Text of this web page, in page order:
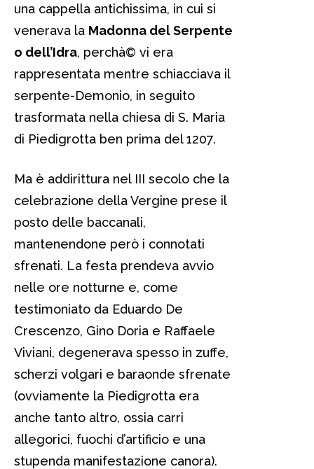
una cappella antichissima, in cui si
venerava la Madonna del Serpente
o dell’Idra, perchà© vi era
rappresentata mentre schiacciava il
serpente-Demonio, in seguito
trasformata nella chiesa di S. Maria
di Piedigrotta ben prima del 1207.
Ma è addirittura nel III secolo che la
celebrazione della Vergine prese il
posto delle baccanali,
mantenendone però i connotati
sfrenati. La festa prendeva avvio
nelle ore notturne e, come
testimoniato da Eduardo De
Crescenzo, Gino Doria e Raffaele
Viviani, degenerava spesso in zuffe,
scherzi volgari e baraonde sfrenate
(ovviamente la Piedigrotta era
anche tanto altro, ossia carri
allegorici, fuochi d’artificio e una
stupenda manifestazione canora).